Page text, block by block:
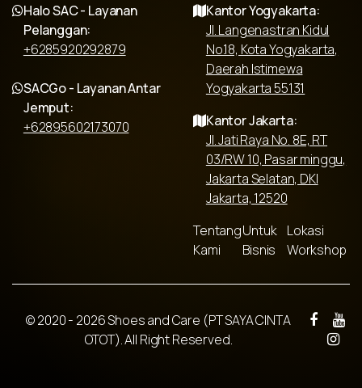
Halo SAC - Layanan
Pelanggan:
+6285920292879
SACGo - Layanan Antar
Jemput:
+62895602173070
Kantor Yogyakarta:
Jl. Langenastran Kidul
No.18, Kota Yogyakarta,
Daerah Istimewa
Yogyakarta 55131
Kantor Jakarta:
Jl. Jati Raya No. 8E, RT
03/RW 10, Pasar minggu,
Jakarta Selatan, DKI
Jakarta, 12520
Tentang
Kami
Untuk
Bisnis
Lokasi
Workshop
© 2020 - 2026 Shoes and Care (PT SAYA CINTA
OTOT). All Right Reserved.